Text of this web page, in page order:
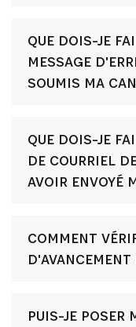
QUE DOIS-JE
MESSAGE
SOUMIS MA
QUE DOIS-JE
DE COURRIEL
AVOIR ENVOYÉ
COMMENT
PUIS-JE POSER